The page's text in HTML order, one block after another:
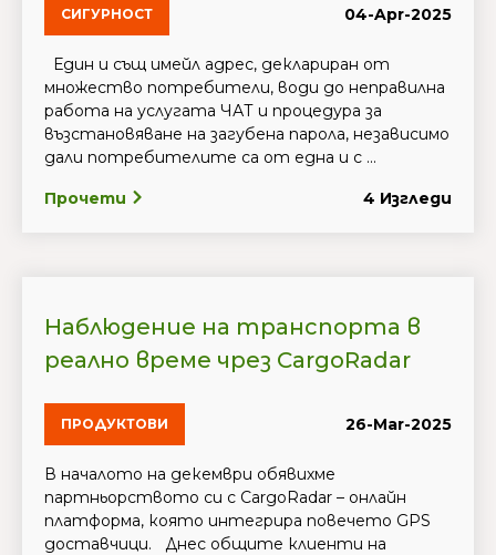
СИГУРНОСТ 04-Apr-2025
Един и същ имейл адрес, деклариран от
множество потребители, води до неправилна
работа на услугата ЧАТ и процедура за
възстановяване на загубена парола, независимо
дали потребителите са от една и с ...
Прочети 4 Изгледи
Наблюдение на транспорта в
реално време чрез CargoRadar
ПРОДУКТОВИ 26-Mar-2025
В началото на декември обявихме
партньорството си с CargoRadar – онлайн
платформа, която интегрира повечето GPS
доставчици. Днес общите клиенти на